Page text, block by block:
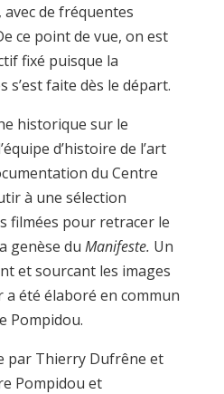
de fréquentes
ce point de vue, on est
fixé puisque la
s’est faite dès le départ.
historique sur le
d’histoire de l’art
du Centre
à une sélection
filmées pour retracer le
genèse du Manifeste. Un
et sourcant les images
été élaboré en commun
Pompidou.
par Thierry Dufrêne et
Pompidou et